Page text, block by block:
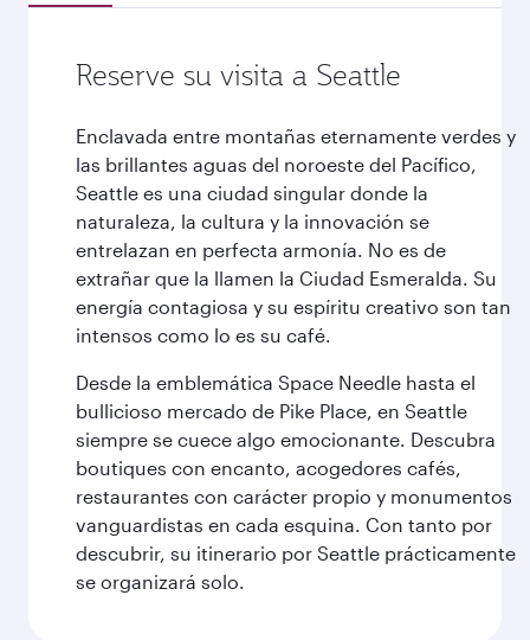
Reserve su visita a Seattle
Enclavada entre montañas eternamente verdes y
las brillantes aguas del noroeste del Pacífico,
Seattle es una ciudad singular donde la
naturaleza, la cultura y la innovación se
entrelazan en perfecta armonía. No es de
extrañar que la llamen la Ciudad Esmeralda. Su
energía contagiosa y su espíritu creativo son tan
intensos como lo es su café.
Desde la emblemática Space Needle hasta el
bullicioso mercado de Pike Place, en Seattle
siempre se cuece algo emocionante. Descubra
boutiques con encanto, acogedores cafés,
restaurantes con carácter propio y monumentos
vanguardistas en cada esquina. Con tanto por
descubrir, su itinerario por Seattle prácticamente
se organizará solo.